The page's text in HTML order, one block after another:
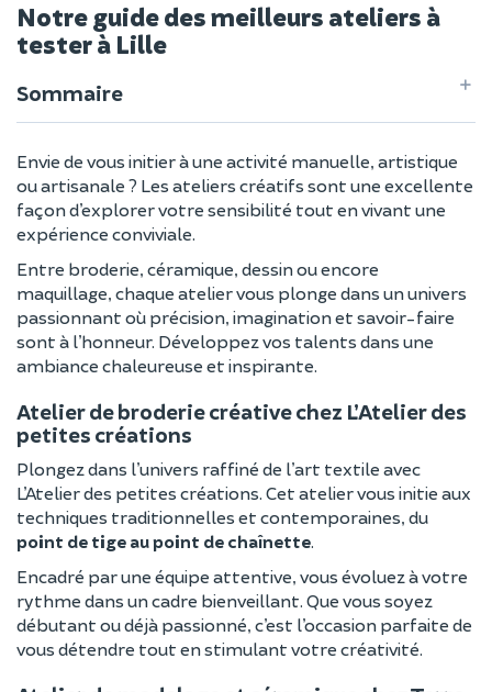
Notre guide des meilleurs ateliers à
tester à Lille
Sommaire
Envie de vous initier à une activité manuelle, artistique
ou artisanale ? Les ateliers créatifs sont une excellente
façon d’explorer votre sensibilité tout en vivant une
expérience conviviale.
Entre broderie, céramique, dessin ou encore
maquillage, chaque atelier vous plonge dans un univers
passionnant où précision, imagination et savoir-faire
sont à l’honneur. Développez vos talents dans une
ambiance chaleureuse et inspirante.
Atelier de broderie créative chez L’Atelier des
petites créations
Plongez dans l’univers raffiné de l’art textile avec
L’Atelier des petites créations. Cet atelier vous initie aux
techniques traditionnelles et contemporaines, du
point de tige au point de chaînette.
Encadré par une équipe attentive, vous évoluez à votre
rythme dans un cadre bienveillant. Que vous soyez
débutant ou déjà passionné, c’est l’occasion parfaite de
vous détendre tout en stimulant votre créativité.